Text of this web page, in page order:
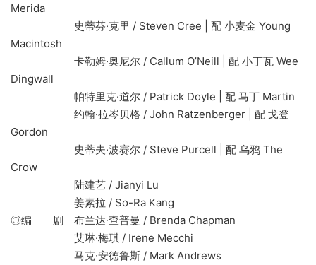
Merida
史蒂芬·克里 / Steven Cree | 配 小麦金 Young
Macintosh
卡勒姆·奥尼尔 / Callum O’Neill | 配 小丁瓦 Wee
Dingwall
帕特里克·道尔 / Patrick Doyle | 配 马丁 Martin
约翰·拉岑贝格 / John Ratzenberger | 配 戈登
Gordon
史蒂夫·波赛尔 / Steve Purcell | 配 乌鸦 The
Crow
陆建艺 / Jianyi Lu
姜素拉 / So-Ra Kang
◎编 剧 布兰达∙查普曼 / Brenda Chapman
艾琳·梅琪 / Irene Mecchi
马克∙安德鲁斯 / Mark Andrews